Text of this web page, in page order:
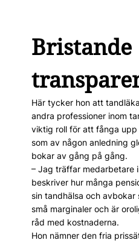
Bristande
Här tycker hon att
andra professioner inom
viktig roll för att fånga
som av någon anledning
bokar av gång på gång.
– Jag träffar medarbetare
beskriver hur många
sin tandhälsa och
små marginaler och är
råd med kostnaderna.
Hon nämner den fria